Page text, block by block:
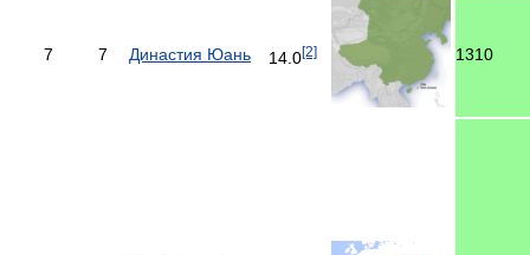
7 7 Династия Юань 14.0[2] 1310